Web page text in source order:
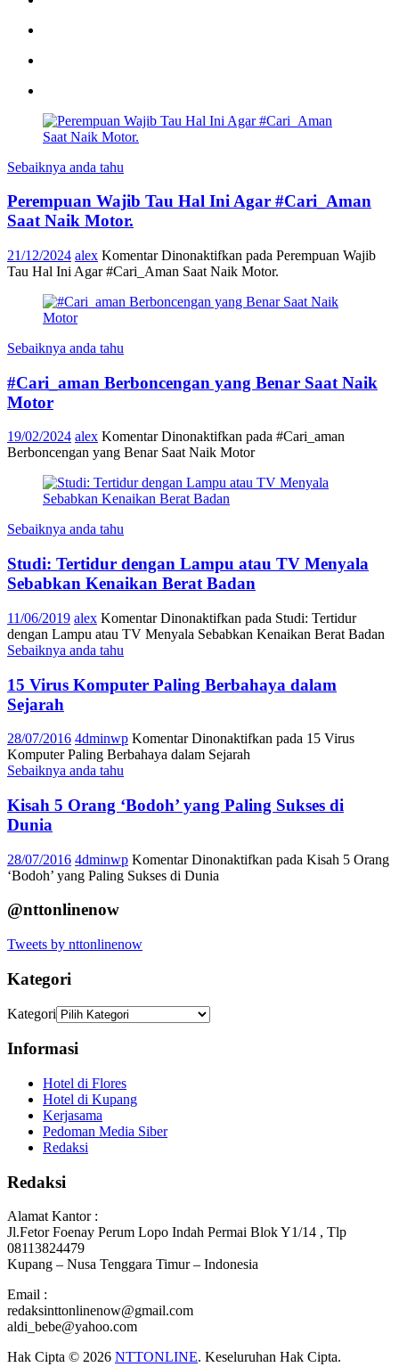
Sebaiknya anda tahu
Perempuan Wajib Tau Hal Ini Agar #Cari_Aman
Saat Naik Motor.
21/12/2024 alex Komentar Dinonaktifkan pada Perempuan Wajib
Tau Hal Ini Agar #Cari_Aman Saat Naik Motor.
Sebaiknya anda tahu
#Cari_aman Berboncengan yang Benar Saat Naik
Motor
19/02/2024 alex Komentar Dinonaktifkan pada #Cari_aman
Berboncengan yang Benar Saat Naik Motor
Sebaiknya anda tahu
Studi: Tertidur dengan Lampu atau TV Menyala
Sebabkan Kenaikan Berat Badan
11/06/2019 alex Komentar Dinonaktifkan pada Studi: Tertidur
dengan Lampu atau TV Menyala Sebabkan Kenaikan Berat Badan
Sebaiknya anda tahu
15 Virus Komputer Paling Berbahaya dalam
Sejarah
28/07/2016 4dminwp Komentar Dinonaktifkan pada 15 Virus
Komputer Paling Berbahaya dalam Sejarah
Sebaiknya anda tahu
Kisah 5 Orang ‘Bodoh’ yang Paling Sukses di
Dunia
28/07/2016 4dminwp Komentar Dinonaktifkan pada Kisah 5 Orang
‘Bodoh’ yang Paling Sukses di Dunia
@nttonlinenow
Tweets by nttonlinenow
Kategori
Kategori
Informasi
Hotel di Flores
Hotel di Kupang
Kerjasama
Pedoman Media Siber
Redaksi
Redaksi
Alamat Kantor :
Jl.Fetor Foenay Perum Lopo Indah Permai Blok Y1/14 , Tlp
08113824479
Kupang – Nusa Tenggara Timur – Indonesia
Email :
redaksinttonlinenow@gmail.com
aldi_bebe@yahoo.com
Hak Cipta © 2026 NTTONLINE. Keseluruhan Hak Cipta.